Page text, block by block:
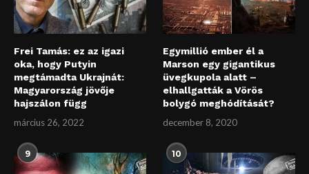
Frei Tamás: ez az igazi
oka, hogy Putyin
megtámadta Ukrajnát:
Magyarország jövője
hajszálon függ
március 26, 2022
Egymillió ember él a
Marson egy gigantikus
üvegkupola alatt –
elhallgatták a Vörös
bolygó meghódítását?
december 8, 2020
9 10